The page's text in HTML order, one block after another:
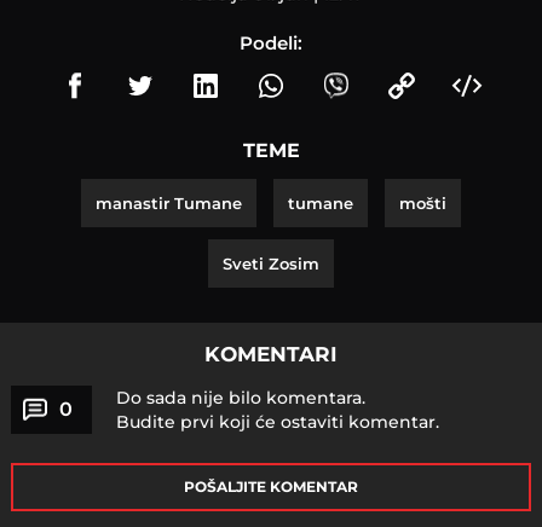
Podeli:
TEME
manastir Tumane tumane mošti
Sveti Zosim
KOMENTARI
0
Do sada nije bilo komentara.
Budite prvi koji će ostaviti komentar.
POŠALJITE KOMENTAR